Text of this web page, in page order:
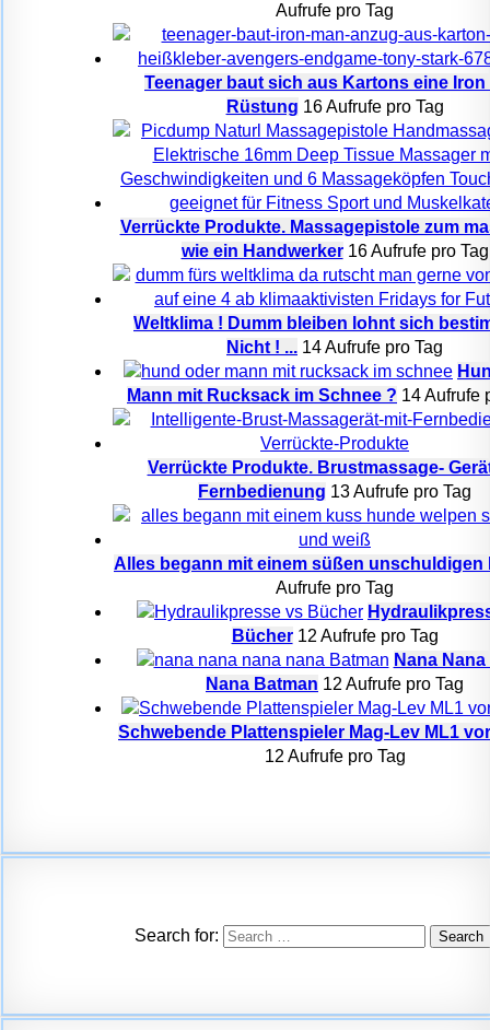
Aufrufe pro Tag
Teenager baut sich aus Kartons eine Iron
Rüstung 16 Aufrufe pro Tag
Verrückte Produkte. Massagepistole zum
wie ein Handwerker 16 Aufrufe pro Tag
Weltklima ! Dumm bleiben lohnt sich
Nicht ! ... 14 Aufrufe pro Tag
Mann mit Rucksack im Schnee ? 14 Aufrufe
Verrückte Produkte. Brustmassage-
Fernbedienung 13 Aufrufe pro Tag
Alles begann mit einem süßen unschuldigen
Aufrufe pro Tag
Bücher 12 Aufrufe pro Tag
Nana Nana
Nana Batman 12 Aufrufe pro Tag
Schwebende Plattenspieler Mag-Lev ML1
12 Aufrufe pro Tag
Search for: